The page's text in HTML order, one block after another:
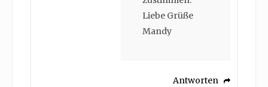
Liebe Grüße
Mandy
Antworten